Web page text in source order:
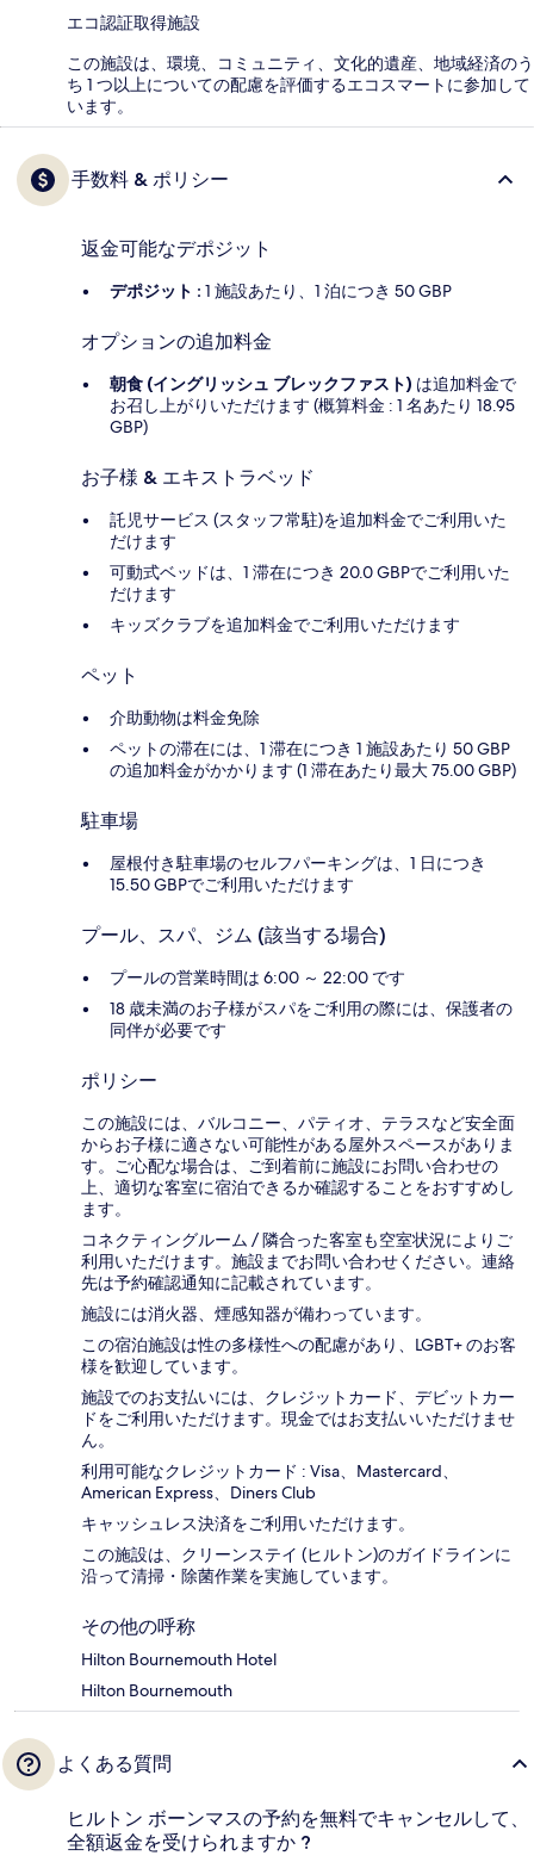
エコ認証取得施設
この施設は、環境、コミュニティ、文化的遺産、地域経済のう
ち 1 つ以上についての配慮を評価するエコスマートに参加して
います。
手数料 & ポリシー
返金可能なデポジット
デポジット : 1 施設あたり、1 泊につき 50 GBP
オプションの追加料金
朝食 (イングリッシュ ブレックファスト) は追加料金で
お召し上がりいただけます (概算料金 : 1 名あたり 18.95
GBP)
お子様 & エキストラベッド
託児サービス (スタッフ常駐)を追加料金でご利用いた
だけます
可動式ベッドは、1 滞在につき 20.0 GBPでご利用いた
だけます
キッズクラブを追加料金でご利用いただけます
ペット
介助動物は料金免除
ペットの滞在には、1 滞在につき 1 施設あたり 50 GBP
の追加料金がかかります (1 滞在あたり最大 75.00 GBP)
駐車場
屋根付き駐車場のセルフパーキングは、1 日につき
15.50 GBPでご利用いただけます
プール、スパ、ジム (該当する場合)
プールの営業時間は 6:00 ～ 22:00 です
18 歳未満のお子様がスパをご利用の際には、保護者の
同伴が必要です
ポリシー
この施設には、バルコニー、パティオ、テラスなど安全面
からお子様に適さない可能性がある屋外スペースがありま
す。ご心配な場合は、ご到着前に施設にお問い合わせの
上、適切な客室に宿泊できるか確認することをおすすめし
ます。
コネクティングルーム / 隣合った客室も空室状況によりご
利用いただけます。施設までお問い合わせください。連絡
先は予約確認通知に記載されています。
施設には消火器、煙感知器が備わっています。
この宿泊施設は性の多様性への配慮があり、LGBT+ のお客
様を歓迎しています。
施設でのお支払いには、クレジットカード、デビットカー
ドをご利用いただけます。現金ではお支払いいただけませ
ん。
利用可能なクレジットカード : Visa、Mastercard、
American Express、Diners Club
キャッシュレス決済をご利用いただけます。
この施設は、クリーンステイ (ヒルトン)のガイドラインに
沿って清掃・除菌作業を実施しています。
その他の呼称
Hilton Bournemouth Hotel
Hilton Bournemouth
よくある質問
ヒルトン ボーンマスの予約を無料でキャンセルして、
全額返金を受けられますか ?